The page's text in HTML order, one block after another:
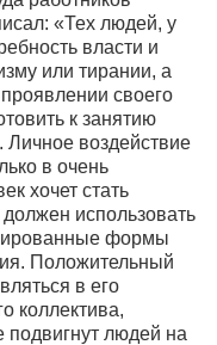
«Тех людей, у
власти и
или тирании, а
своего
к занятию
воздействие
в очень
хочет стать
использовать
формы
Положительный
в его
коллектива,
подвигнут людей на